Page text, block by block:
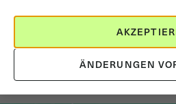
So funktioniert der
Quadrant:
Anwendung der
ÄNDERUNGEN